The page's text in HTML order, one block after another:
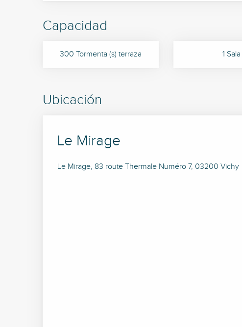
Capacidad
300 Tormenta (s) terraza 1 Sala
Ubicación
Le Mirage
Le Mirage, 83 route Thermale Numéro 7, 03200 Vichy